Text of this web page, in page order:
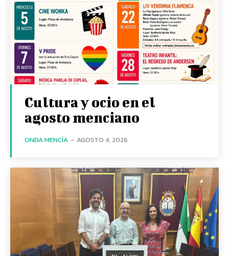
Cultura y ocio en el
agosto menciano
ONDA MENCÍA - AGOSTO 4, 2026